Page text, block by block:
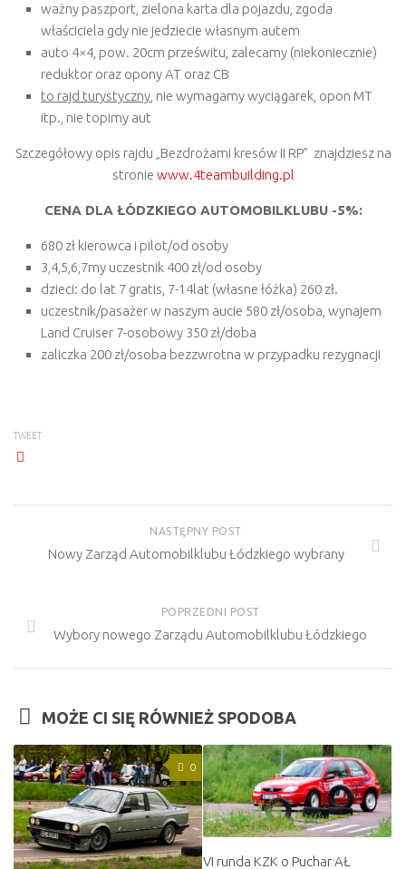
ważny paszport, zielona karta dla pojazdu, zgoda
właściciela gdy nie jedziecie własnym autem
auto 4×4, pow. 20cm prześwitu, zalecamy (niekoniecznie)
reduktor oraz opony AT oraz CB
to rajd turystyczny, nie wymagamy wyciągarek, opon MT
itp., nie topimy aut
Szczegółowy opis rajdu „Bezdrożami kresów II RP” znajdziesz na
stronie www.4teambuilding.pl
CENA DLA ŁÓDZKIEGO AUTOMOBILKLUBU -5%:
680 zł kierowca i pilot/od osoby
3,4,5,6,7my uczestnik 400 zł/od osoby
dzieci: do lat 7 gratis, 7-14lat (własne łóżka) 260 zł.
uczestnik/pasażer w naszym aucie 580 zł/osoba, wynajem
Land Cruiser 7-osobowy 350 zł/doba
zaliczka 200 zł/osoba bezzwrotna w przypadku rezygnacji
TWEET
NASTĘPNY POST
Nowy Zarząd Automobilklubu Łódzkiego wybrany
POPRZEDNI POST
Wybory nowego Zarządu Automobilklubu Łódzkiego
MOŻE CI SIĘ RÓWNIEŻ SPODOBA
0
VI runda KZK o Puchar AŁ